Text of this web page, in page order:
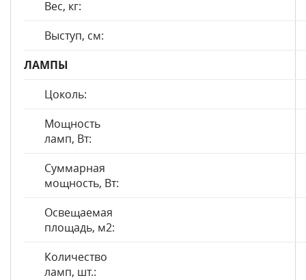
Вес, кг:
Выступ, см:
ЛАМПЫ
Цоколь:
Мощность
ламп, Вт:
Суммарная
мощность, Вт:
Освещаемая
площадь, м2:
Количество
ламп, шт.: